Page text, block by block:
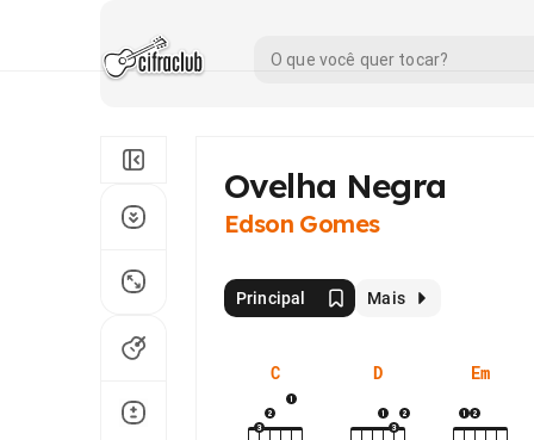
Ovelha Negra
Edson Gomes
Principal Mais
C D Em